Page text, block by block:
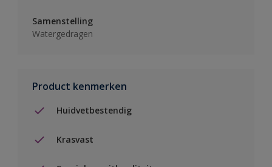
Samenstelling
Watergedragen
Product kenmerken
Huidvetbestendig
Krasvast